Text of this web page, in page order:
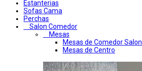
Estanterias
Sofas Cama
Perchas
Salon Comedor
Mesas
Mesas de Comedor Salon
Mesas de Centro